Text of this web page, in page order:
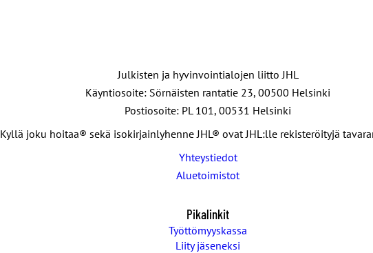
Julkisten ja hyvinvointialojen liitto JHL
Käyntiosoite: Sörnäisten rantatie 23, 00500 Helsinki
Postiosoite: PL 101, 00531 Helsinki
Kyllä joku hoitaa® sekä isokirjainlyhenne JHL® ovat JHL:lle rekisteröityjä
Yhteystiedot
Aluetoimistot
Pikalinkit
Työttömyyskassa
Liity jäseneksi